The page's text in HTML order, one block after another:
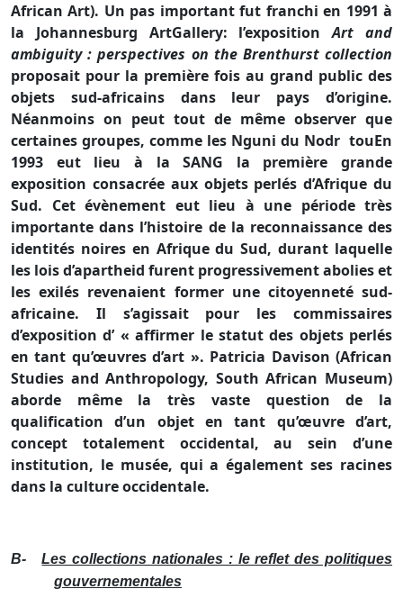
African Art). Un pas important fut franchi en 1991 à
la Johannesburg ArtGallery: l’expositionArt and
ambiguity : perspectives on the Brenthurst collection
proposait pour la première fois au grand public des
objets sud-africains dans leur pays d’origine.
Néanmoins on peut tout de même observer que
certaines groupes, comme les Nguni du Nodr touEn
1993 eut lieu à la SANG la première grande
exposition consacrée aux objets perlés d’Afrique du
Sud. Cet évènement eut lieu à une période très
importante dans l’histoire de la reconnaissance des
identités noires en Afrique du Sud, durant laquelle
les lois d’apartheid furent progressivement abolies et
les exilés revenaient former une citoyenneté sud-
africaine. Il s’agissait pour les commissaires
d’exposition d’ « affirmer le statut des objets perlés
en tant qu’œuvres d’art ». Patricia Davison (African
Studies and Anthropology, South African Museum)
aborde même la très vaste question de la
qualification d’un objet en tant qu’œuvre d’art,
concept totalement occidental, au sein d’une
institution, le musée, qui a également ses racines
dans la culture occidentale.
B-
Les collections nationales : le reflet des politiques
gouvernementales